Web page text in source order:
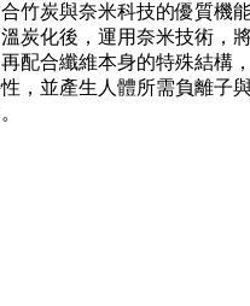
竹炭與奈米科技的優質機
炭化後，運用奈米技術，
配合纖維本身的特殊結構
，並產生人體所需負離子